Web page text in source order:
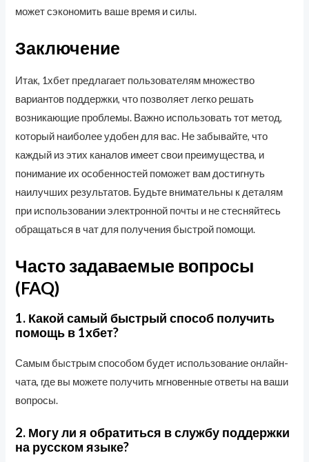
может сэкономить ваше время и силы.
Заключение
Итак, 1хбет предлагает пользователям множество
вариантов поддержки, что позволяет легко решать
возникающие проблемы. Важно использовать тот метод,
который наиболее удобен для вас. Не забывайте, что
каждый из этих каналов имеет свои преимущества, и
понимание их особенностей поможет вам достигнуть
наилучших результатов. Будьте внимательны к деталям
при использовании электронной почты и не стесняйтесь
обращаться в чат для получения быстрой помощи.
Часто задаваемые вопросы
(FAQ)
1. Какой самый быстрый способ получить
помощь в 1хбет?
Самым быстрым способом будет использование онлайн-
чата, где вы можете получить мгновенные ответы на ваши
вопросы.
2. Могу ли я обратиться в службу поддержки
на русском языке?